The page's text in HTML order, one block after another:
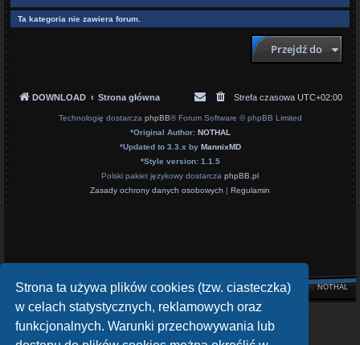
Strona ta używa plików cookies (tzw. ciasteczka)
w celach statystycznych, reklamowych oraz
funkcjonalnych. Warunki przechowywania lub
Ta kategoria nie zawiera forum.
Przejdź do
DOWNLOAD Strona główna Strefa czasowa UTC+02:00
Technologię dostarcza phpBB® Forum Software © phpBB Limited
*Original Author: NOTHAL
*Updated to 3.3.x by MannixMD
*Style version: 1.1.5
Polski pakiet językowy dostarcza phpBB.pl
Zasady ochrony danych osobowych | Regulamin
Style byNOTHAL
openATV Forum
https://www.opena.tv/